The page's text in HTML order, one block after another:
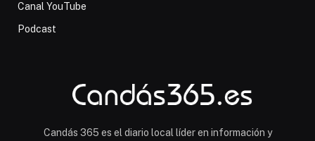
Canal YouTube
Podcast
Candás 365 es el diario local líder en información y